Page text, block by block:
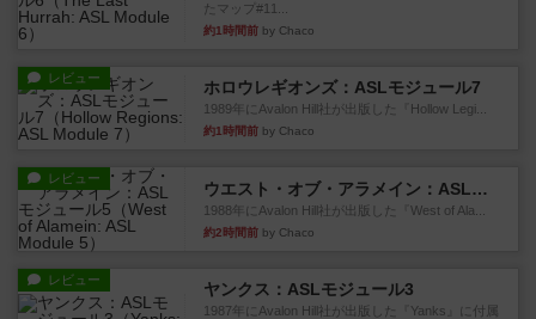
たマップ#11...
約1時間前 by Chaco
レビュー ホロウレギオンズ：ASLモジュール7
1989年にAvalon Hill社が出版した『Hollow Legi...
約1時間前 by Chaco
レビュー
ウエスト・オブ・アラメイン：ASLモジュール5
1988年にAvalon Hill社が出版した『West of Ala...
約2時間前 by Chaco
レビュー ヤンクス：ASLモジュール3
1987年にAvalon Hill社が出版した『Yanks』に付属